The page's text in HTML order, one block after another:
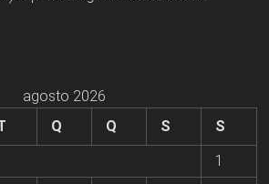
agosto 2026
Q Q S
S
1